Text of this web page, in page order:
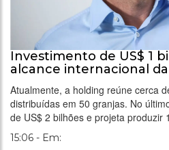
Investimento de US$ 1
alcance internacional
Atualmente, a holding reúne cerca
distribuídas em 50 granjas. No
de US$ 2 bilhões e projeta produzir
15:06 - Em: